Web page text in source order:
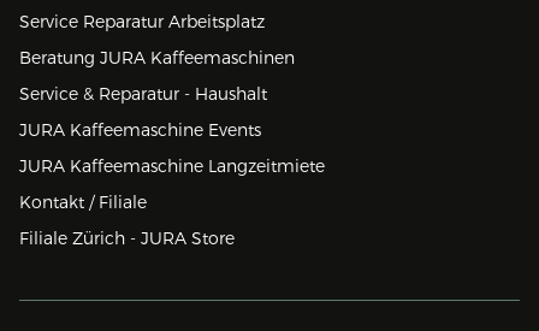
Service Reparatur Arbeitsplatz
Beratung JURA Kaffeemaschinen
Service & Reparatur - Haushalt
JURA Kaffeemaschine Events
JURA Kaffeemaschine Langzeitmiete
Kontakt / Filiale
Filiale Zürich - JURA Store